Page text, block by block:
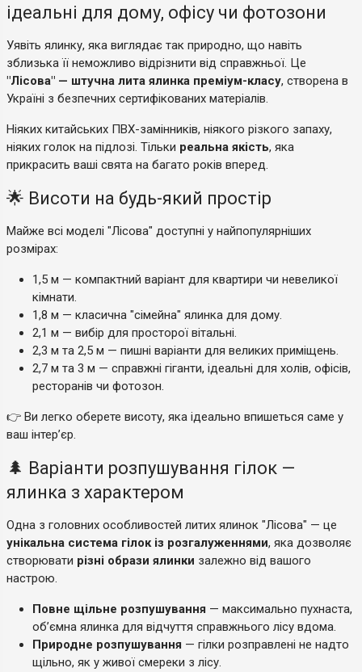
ідеальні для дому, офісу чи фотозони
Уявіть ялинку, яка виглядає так природно, що навіть
зблизька її неможливо відрізнити від справжньої. Це
"Лісова" — штучна лита ялинка преміум-класу, створена в
Україні з безпечних сертифікованих матеріалів.
Ніяких китайських ПВХ-замінників, ніякого різкого запаху,
ніяких голок на підлозі. Тільки реальна якість, яка
прикрасить ваші свята на багато років вперед.
🌟 Висоти на будь-який простір
Майже всі моделі "Лісова" доступні у найпопулярніших
розмірах:
1,5 м — компактний варіант для квартири чи невеликої
кімнати.
1,8 м — класична "сімейна" ялинка для дому.
2,1 м — вибір для просторої вітальні.
2,3 м та 2,5 м — пишні варіанти для великих приміщень.
2,7 м та 3 м — справжні гіганти, ідеальні для холів, офісів,
ресторанів чи фотозон.
👉 Ви легко оберете висоту, яка ідеально впишеться саме у
ваш інтер’єр.
🌲 Варіанти розпушування гілок —
ялинка з характером
Одна з головних особливостей литих ялинок "Лісова" — це
унікальна система гілок із розгалуженнями, яка дозволяє
створювати різні образи ялинки залежно від вашого
настрою.
Повне щільне розпушування — максимально пухнаста,
об’ємна ялинка для відчуття справжнього лісу вдома.
Природне розпушування — гілки розправлені не надто
щільно, як у живої смереки з лісу.